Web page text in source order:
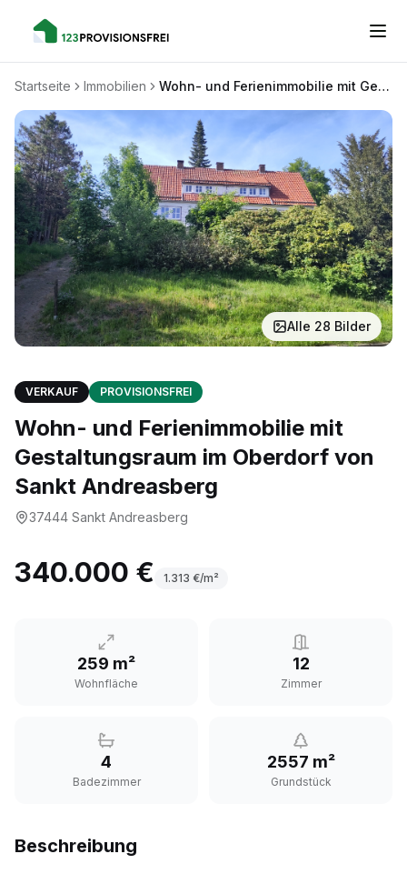
Startseite Immobilien Wohn- und Ferienimmobilie mit Gestaltungsraum im Oberdorf von Sankt Andreasberg
Alle 28 Bilder
VERKAUF PROVISIONSFREI
Wohn- und Ferienimmobilie mit
Gestaltungsraum im Oberdorf von
Sankt Andreasberg
37444 Sankt Andreasberg
340.000 € 1.313 €/m²
259 m²
Wohnfläche
12
Zimmer
4
Badezimmer
2557 m²
Grundstück
Beschreibung